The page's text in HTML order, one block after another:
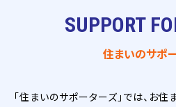
SUPPORT
住まいのサポ
「住まいのサポーターズ」では、お